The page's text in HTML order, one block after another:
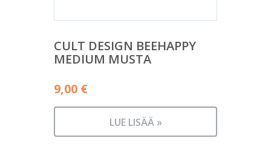
CULT DESIGN BEEHAPPY
MEDIUM MUSTA
9,00 €
LUE LISÄÄ »